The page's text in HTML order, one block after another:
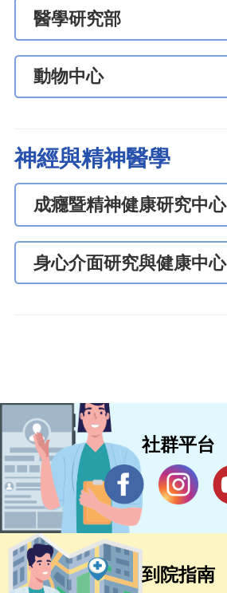
醫學研究部
動物中心
神經與精神醫學
成癮暨精神健康研究中心
身心介面研究與健康中心
社群平台
到院指南